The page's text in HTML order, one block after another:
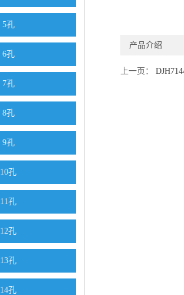
5孔
6孔
7孔
8孔
9孔
10孔
11孔
12孔
13孔
14孔
产品介绍
上一页：